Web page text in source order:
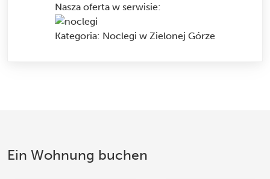
Nasza oferta w serwisie:
Kategoria: Noclegi w Zielonej Górze
Ein Wohnung buchen